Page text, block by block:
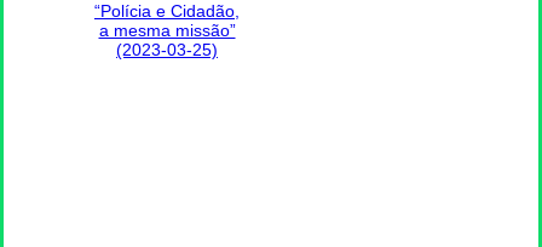
“Polícia e Cidadão,
a mesma missão”
(2023-03-25)